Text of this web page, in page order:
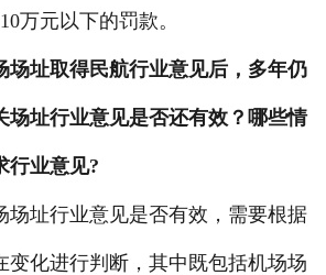
万元以下的罚款。
场址取得民航行业意见后，多年仍
场址行业意见是否还有效？哪些情
行业意见?
址行业意见是否有效，需要根据
变化进行判断，其中既包括机场场